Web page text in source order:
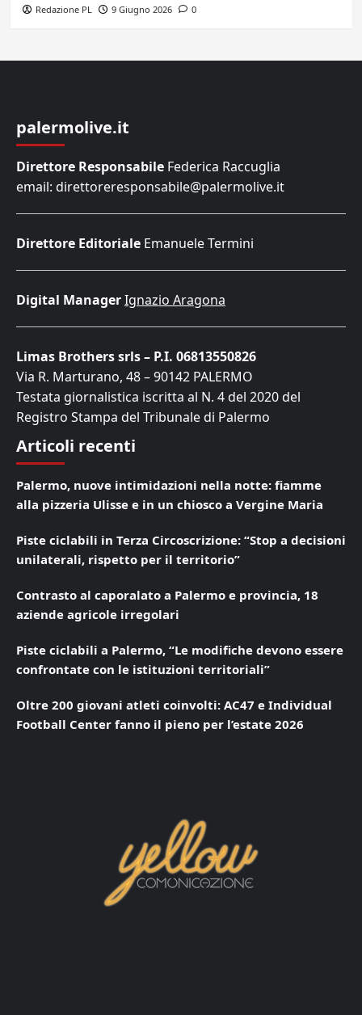
Redazione PL 9 Giugno 2026 0
palermolive.it
Direttore Responsabile Federica Raccuglia
email: direttoreresponsabile@palermolive.it
Direttore Editoriale Emanuele Termini
Digital ManagerIgnazio Aragona
Limas Brothers srls – P.I. 06813550826
Via R. Marturano, 48 – 90142 PALERMO
Testata giornalistica iscritta al N. 4 del 2020 del
Registro Stampa del Tribunale di Palermo
Articoli recenti
Palermo, nuove intimidazioni nella notte: fiamme
alla pizzeria Ulisse e in un chiosco a Vergine Maria
Piste ciclabili in Terza Circoscrizione: “Stop a decisioni
unilaterali, rispetto per il territorio”
Contrasto al caporalato a Palermo e provincia, 18
aziende agricole irregolari
Piste ciclabili a Palermo, “Le modifiche devono essere
confrontate con le istituzioni territoriali”
Oltre 200 giovani atleti coinvolti: AC47 e Individual
Football Center fanno il pieno per l’estate 2026